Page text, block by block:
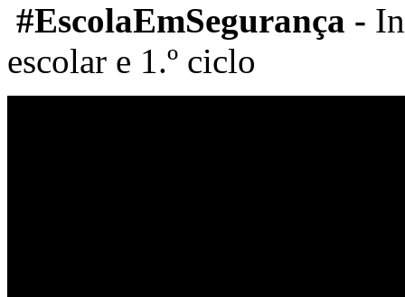
#EscolaEmSegurança -
escolar e 1.º ciclo